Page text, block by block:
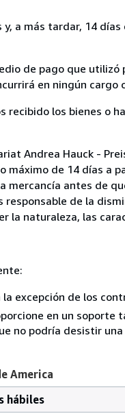
a más tardar, 14
de pago que
en ningún cargo
los bienes o
Andrea Hauck -
máximo de 14 días
mercancía antes de
de la
la naturaleza, las
excepción de los
en un soporte
no podría desistir
America
hábiles